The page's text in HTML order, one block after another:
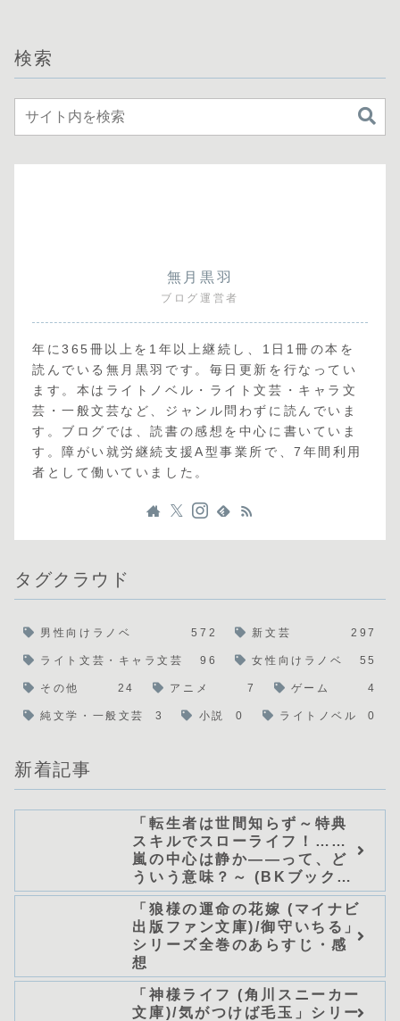
検索
無月黒羽
ブログ運営者
年に365冊以上を1年以上継続し、1日1冊の本を
読んでいる無月黒羽です。毎日更新を行なってい
ます。本はライトノベル・ライト文芸・キャラ文
芸・一般文芸など、ジャンル問わずに読んでいま
す。ブログでは、読書の感想を中心に書いていま
す。障がい就労継続支援A型事業所で、7年間利用
者として働いていました。
タグクラウド
男性向けラノベ 572 新文芸 297
ライト文芸・キャラ文芸 96 女性向けラノベ 55
その他 24 アニメ 7 ゲーム 4
純文学・一般文芸 3 小説 0 ライトノベル 0
新着記事
「転生者は世間知らず～特典
スキルでスローライフ！……
嵐の中心は静か――って、ど
ういう意味？～ (BKブック
ス)/唖鳴蝉」シリーズ全巻のあ
らすじ・感想
「狼様の運命の花嫁 (マイナビ
出版ファン文庫)/御守いちる」
シリーズ全巻のあらすじ・感
想
「神様ライフ (角川スニーカー
文庫)/気がつけば毛玉」シリー